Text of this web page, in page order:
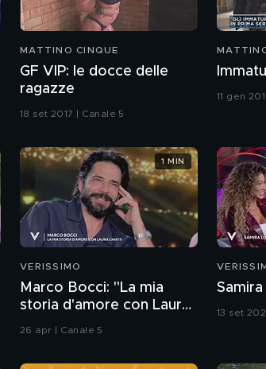
MATTINO CINQUE
GF VIP: le docce delle
ragazze
18 set 2017 | Canale 5
11 gen
VERISSIMO
Marco Bocci: "La mia
storia d'amore con Laura
Chiatti"
26 apr | Canale 5
1 MIN
13 set